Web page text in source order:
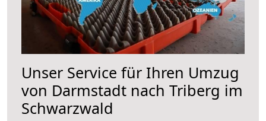
Unser Service für Ihren Umzug
von Darmstadt nach Triberg im
Schwarzwald